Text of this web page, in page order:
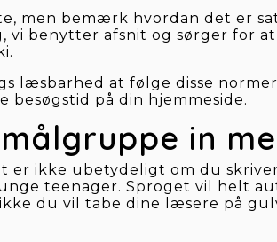
men bemærk hvordan det er
benytter afsnit og sørger for
at følge disse
på din hjemmeside.
in
er ikke ubetydeligt om du
teenager. Sproget vil helt
du vil tabe dine læsere på